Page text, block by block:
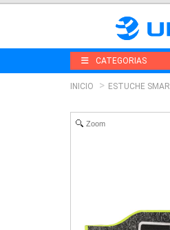
CATEGORIAS
INICIO ESTUCHE
Zoom